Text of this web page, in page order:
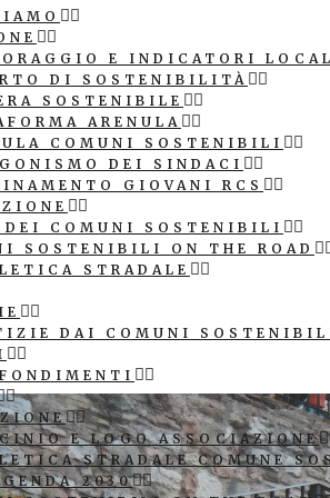
E INDICATORI
DI SOSTENIBILITÀ
SOSTENIBILE
ARENULA
COMUNI SOSTENIBILI
DEI SINDACI
GIOVANI RCS
DEI COMUNI SOSTENIBILI
SOSTENIBILI ON THE ROAD
STRADALE
DAI COMUNI
E LOGO ASSOCIAZIONE
STRADALE COMUNE
2030